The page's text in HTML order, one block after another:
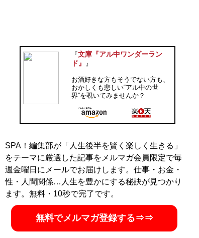
『文庫『アル中ワンダーラン
ド』
』
お酒好きな方もそうでない方も、
おかしくも悲しい“アル中の世
界”を覗いてみませんか？
SPA！編集部が「人生後半を賢く楽しく生きる」
をテーマに厳選した記事をメルマガ会員限定で毎
週金曜日にメールでお届けします。仕事・お金・
性・人間関係…人生を豊かにする秘訣が見つかり
ます。無料・10秒で完了です。
無料でメルマガ登録する⇒⇒